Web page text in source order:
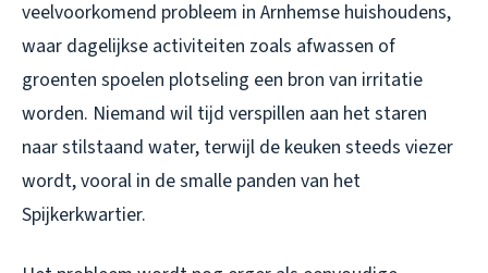
veelvoorkomend probleem in Arnhemse huishoudens,
waar dagelijkse activiteiten zoals afwassen of
groenten spoelen plotseling een bron van irritatie
worden. Niemand wil tijd verspillen aan het staren
naar stilstaand water, terwijl de keuken steeds viezer
wordt, vooral in de smalle panden van het
Spijkerkwartier.